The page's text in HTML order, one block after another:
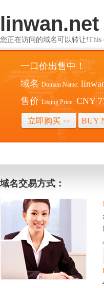
linwan.net
您正在访问的域名可以转让!This
一口价出售中！
域名 Domain Name:
售价 Listing Price: CNY
立即购买 >> BUY
域名交易方式：